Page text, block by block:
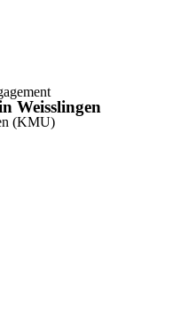
Weisslingen
(KMU)